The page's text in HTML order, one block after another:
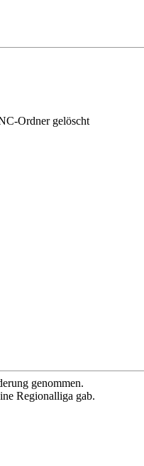
Ordner gelöscht
genommen.
Regionalliga gab.